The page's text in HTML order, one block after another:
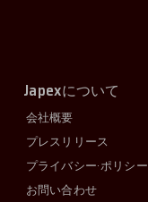
Japexについて
会社概要
プレスリリース
プライバシー·ポリシー
お問い合わせ